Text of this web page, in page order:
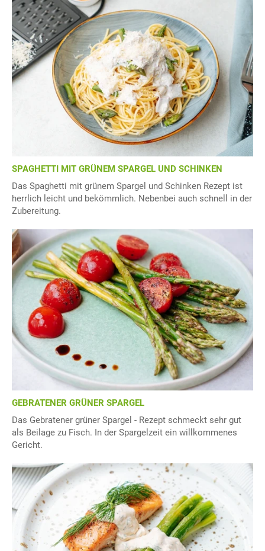
SPAGHETTI MIT GRÜNEM SPARGEL UND SCHINKEN
Das Spaghetti mit grünem Spargel und Schinken Rezept ist
herrlich leicht und bekömmlich. Nebenbei auch schnell in der
Zubereitung.
GEBRATENER GRÜNER SPARGEL
Das Gebratener grüner Spargel - Rezept schmeckt sehr gut
als Beilage zu Fisch. In der Spargelzeit ein willkommenes
Gericht.